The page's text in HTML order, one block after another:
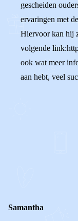
gescheiden
ervaringen met
Hiervoor kan hij
volgende
ook wat meer
aan hebt, veel
Samantha